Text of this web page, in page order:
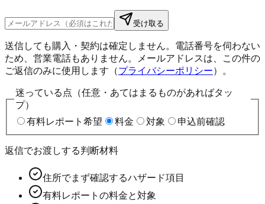
受け取る
送信しても購入・契約は確定しません。電話番号を伺わない
ため、営業電話もありません。メールアドレスは、この件の
ご返信のみに使用します（プライバシーポリシー）。
迷っている点（任意・あてはまるものがあればタッ
プ）
有料レポート希望
料金 対象 申込前確認
返信でお渡しする判断材料
住所でまず確認するハザード項目
有料レポートの料金と対象